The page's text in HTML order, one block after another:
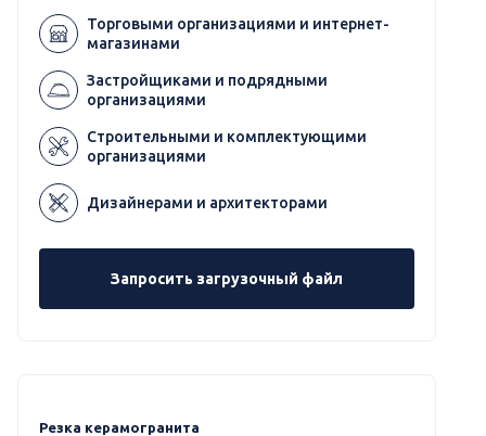
Торговыми организациями и интернет-
магазинами
Застройщиками и подрядными
организациями
Строительными и комплектующими
организациями
Дизайнерами и архитекторами
Запросить загрузочный файл
Резка керамогранита